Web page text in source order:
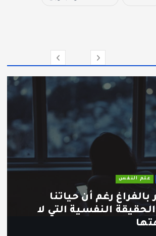
علم النفس
رغم أن حياتنا
النفسية التي لا